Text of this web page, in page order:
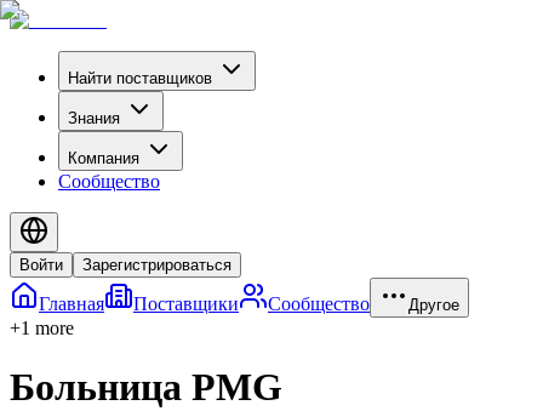
Найти поставщиков
Знания
Компания
Сообщество
Войти Зарегистрироваться
Главная Поставщики Сообщество Другое
+1 more
Больница PMG